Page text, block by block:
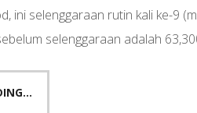
ini selenggaraan rutin kali ke-9
selenggaraan adalah